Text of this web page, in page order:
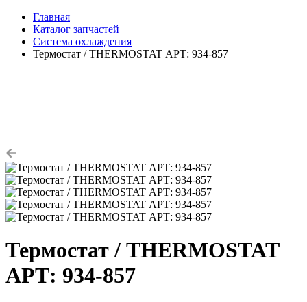
Главная
Каталог запчастей
Система охлаждения
Термостат / THERMOSTAT АРТ: 934-857
Термостат / THERMOSTAT
АРТ: 934-857